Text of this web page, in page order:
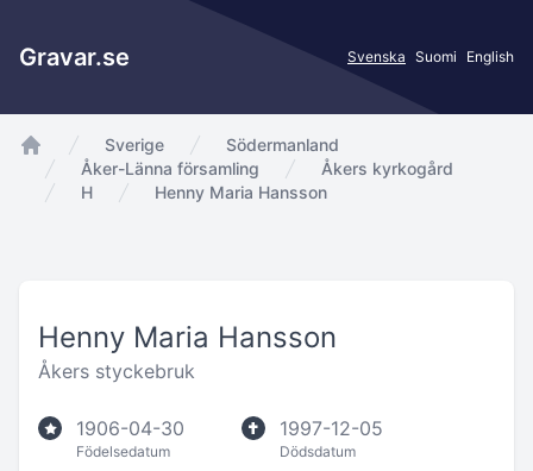
Gravar.se Svenska Suomi English
app.Start
Sverige
Södermanland
Åker-Länna församling
Åkers kyrkogård
H
Henny Maria Hansson
Henny Maria Hansson
Åkers styckebruk
1906-04-30
Födelsedatum
1997-12-05
Dödsdatum